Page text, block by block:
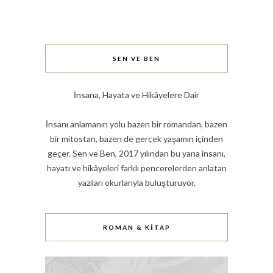
SEN VE BEN
İnsana, Hayata ve Hikâyelere Dair
İnsanı anlamanın yolu bazen bir romandan, bazen
bir mitostan, bazen de gerçek yaşamın içinden
geçer. Sen ve Ben, 2017 yılından bu yana insanı,
hayatı ve hikâyeleri farklı pencerelerden anlatan
yazıları okurlarıyla buluşturuyor.
ROMAN & KITAP